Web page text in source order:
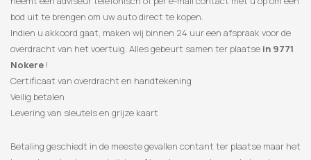
​​bod uit te brengen om uw auto direct te kopen.
Indien u akkoord gaat, maken wij binnen 24 uur een afspraak voor de
overdracht van het voertuig. Alles gebeurt samen ter plaatse in 9771
Nokere !
Certificaat van overdracht en handtekening
Veilig betalen
Levering van sleutels en grijze kaart
Betaling geschiedt in de meeste gevallen contant ter plaatse maar het